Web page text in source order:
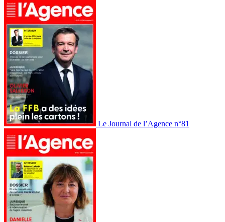
Le Journal de l’Agence n°81